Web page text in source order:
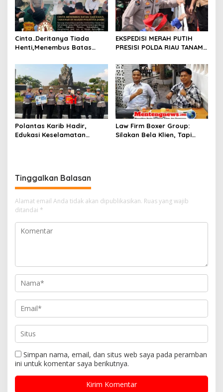
Cinta..Deritanya Tiada
Henti,Menembus Batas
EKSPEDISI MERAH PUTIH
PRESISI POLDA RIAU TANAM
SALURKAN BERBAGAI
BANTUAN UNTUK
MASYARAKAT PESISIR
SINABOI
Polantas Karib Hadir,
Edukasi Keselamatan
Law Firm Boxer Group:
Silakan Bela Klien, Tapi
Tinggalkan Balasan
Alamat email Anda tidak akan dipublikasikan. Ruas yang wajib
ditandai *
Simpan nama, email, dan situs web saya pada peramban
ini untuk komentar saya berikutnya.